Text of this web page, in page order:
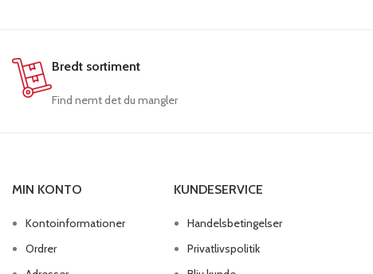
Bredt sortiment
Find nemt det du mangler
MIN KONTO
Kontoinformationer
Ordrer
KUNDESERVICE
Handelsbetingelser
Privatlivspolitik